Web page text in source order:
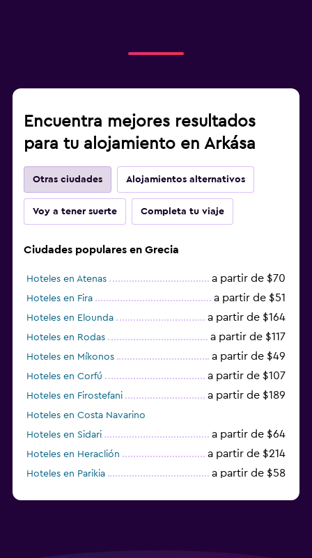
Encuentra mejores resultados
para tu alojamiento en Arkása
Otras ciudades Alojamientos alternativos
Voy a tener suerte Completa tu viaje
Ciudades populares en Grecia
Hoteles en Atenas a partir de $70
Hoteles en Fira a partir de $51
Hoteles en Elounda a partir de $164
Hoteles en Rodas a partir de $117
Hoteles en Míkonos a partir de $49
Hoteles en Corfú a partir de $107
Hoteles en Firostefani a partir de $189
Hoteles en Costa Navarino
Hoteles en Sidari
a partir de $64
Hoteles en Heraclión a partir de $214
Hoteles en Parikia a partir de $58